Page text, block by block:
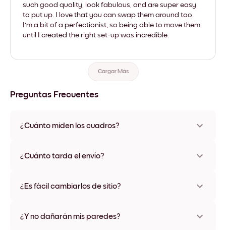
such good quality, look fabulous, and are super easy
to put up. I love that you can swap them around too.
I'm a bit of a perfectionist, so being able to move them
until I created the right set-up was incredible.
Cargar Más
Preguntas Frecuentes
¿Cuánto miden los cuadros?
varios materiales y colores de marco, incluidas opciones sin
¿Cuánto tarda el envío?
disponibles en algunos países. Te enviaremos un número de
¿Es fácil cambiarlos de sitio?
ningún daño
¿Y no dañarán mis paredes?